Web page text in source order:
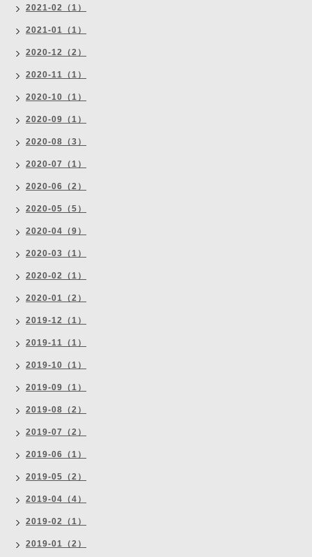
2021-02（1）
2021-01（1）
2020-12（2）
2020-11（1）
2020-10（1）
2020-09（1）
2020-08（3）
2020-07（1）
2020-06（2）
2020-05（5）
2020-04（9）
2020-03（1）
2020-02（1）
2020-01（2）
2019-12（1）
2019-11（1）
2019-10（1）
2019-09（1）
2019-08（2）
2019-07（2）
2019-06（1）
2019-05（2）
2019-04（4）
2019-02（1）
2019-01（2）